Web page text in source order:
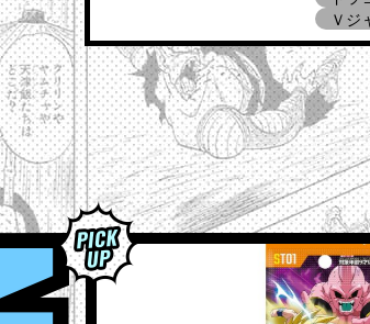
Ｖジ
NEWS